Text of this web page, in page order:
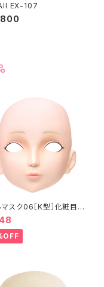
EX-107
マスク06［K型］化粧目穴
[DOLL K] Op
eye hole and make